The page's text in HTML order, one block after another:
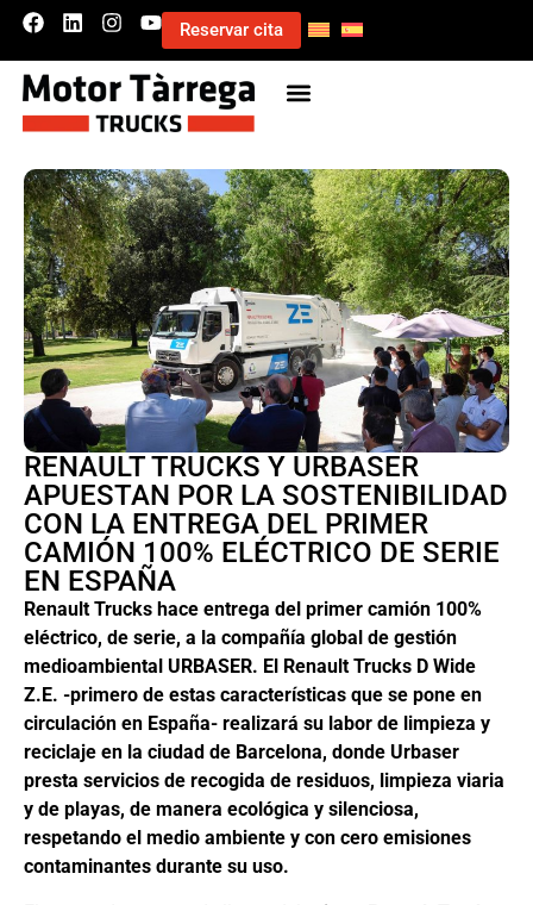
Reservar cita
RENAULT TRUCKS Y URBASER
APUESTAN POR LA SOSTENIBILIDAD
CON LA ENTREGA DEL PRIMER
CAMIÓN 100% ELÉCTRICO DE SERIE
EN ESPAÑA
Renault Trucks hace entrega del primer camión 100%
eléctrico, de serie, a la compañía global de gestión
medioambiental URBASER. El Renault Trucks D Wide
Z.E. -primero de estas características que se pone en
circulación en España- realizará su labor de limpieza y
reciclaje en la ciudad de Barcelona, donde Urbaser
presta servicios de recogida de residuos, limpieza viaria
y de playas, de manera ecológica y silenciosa,
respetando el medio ambiente y con cero emisiones
contaminantes durante su uso.